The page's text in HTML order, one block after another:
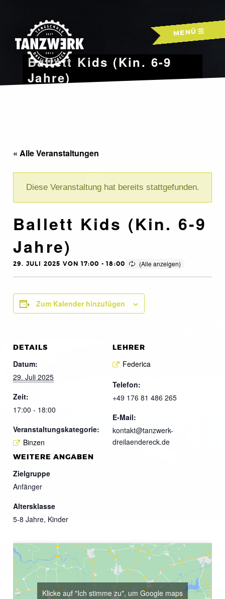
MENÜ
Ballett Kids (Kin. 6-9
Jahre)
« Alle Veranstaltungen
Diese Veranstaltung hat bereits stattgefunden.
Ballett Kids (Kin. 6-9
Jahre)
29. JULI 2025 VON 17:00 -18:00
Zum Kalender hinzufügen
DETAILS
Datum:
29. Juli 2025
Zeit:
17:00 - 18:00
Veranstaltungskategorie:
Binzen
LEHRER
Federica
Telefon:
+49 176 81 486 265
E-Mail:
kontakt@tanzwerk-
dreilaendereck.de
WEITERE ANGABEN
Zielgruppe
Anfänger
Altersklasse
5-8 Jahre, Kinder
Klicke auf "Ich stimme zu", um Google maps